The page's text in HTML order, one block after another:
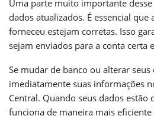
Uma parte muito importante
dados atualizados. É essencial
forneceu estejam corretas. Isso
sejam enviados para a conta certa
Se mudar de banco ou alterar
imediatamente suas informações
Central. Quando seus dados estão
funciona de maneira mais eficiente